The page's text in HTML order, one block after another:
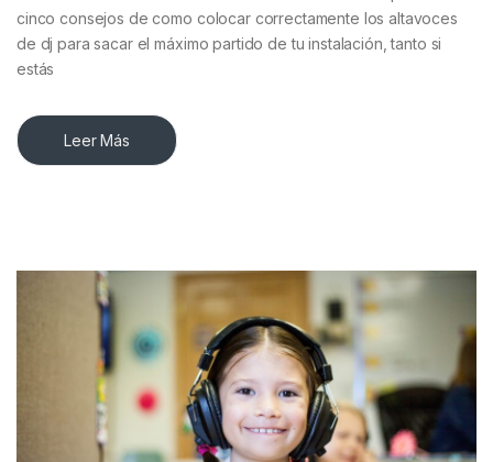
cinco consejos de como colocar correctamente los altavoces
de dj para sacar el máximo partido de tu instalación, tanto si
estás
Leer Más